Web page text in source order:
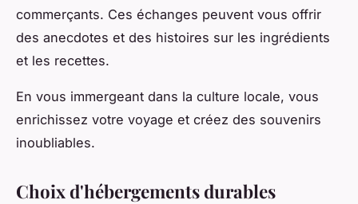
commerçants. Ces échanges peuvent vous offrir
des anecdotes et des histoires sur les ingrédients
et les recettes.
En vous immergeant dans la culture locale, vous
enrichissez votre voyage et créez des souvenirs
inoubliables.
Choix d'hébergements durables